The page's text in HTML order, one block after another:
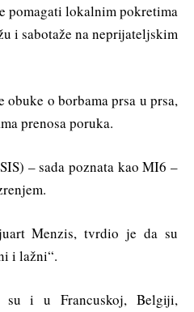
pomagati lokalnim pokretima
i sabotaže na neprijateljskim
o borbama prsa u prsa,
prenosa poruka.
– sada poznata kao MI6 –
Menzis, tvrdio je da su
i lažni“.
su i u Francuskoj, Belgiji,